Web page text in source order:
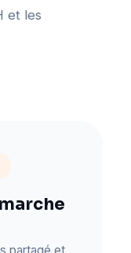
et les
partagé et